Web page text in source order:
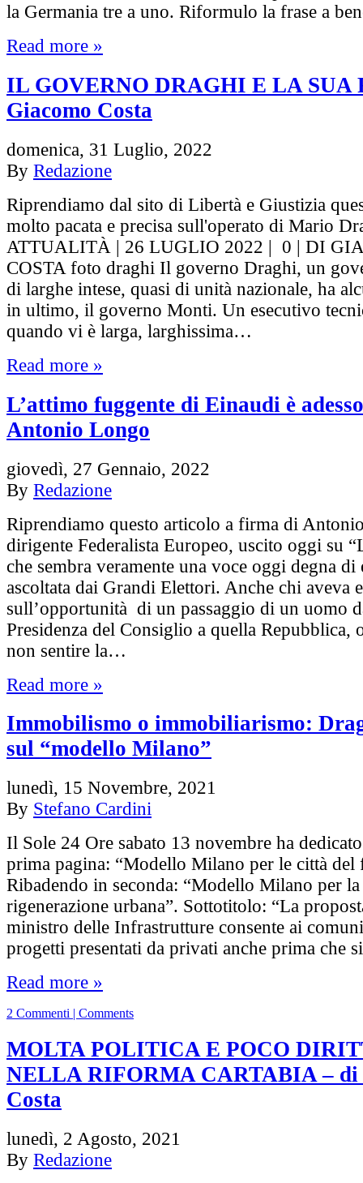
la Germania tre a uno. Riformulo la frase a
Read more »
IL GOVERNO DRAGHI E LA SUA
Giacomo Costa
domenica, 31 Luglio, 2022
By Redazione
Riprendiamo dal sito di Libertà e Giustizia
molto pacata e precisa sull'operato di Mario
ATTUALITÀ | 26 LUGLIO 2022 | 0 | DI
COSTA foto draghi Il governo Draghi, un
di larghe intese, quasi di unità nazionale, ha
in ultimo, il governo Monti. Un esecutivo
quando vi è larga, larghissima…
Read more »
L’attimo fuggente di Einaudi è
Antonio Longo
giovedì, 27 Gennaio, 2022
By Redazione
Riprendiamo questo articolo a firma di
dirigente Federalista Europeo, uscito oggi su
che sembra veramente una voce oggi degna di
ascoltata dai Grandi Elettori. Anche chi aveva
sull’opportunità di un passaggio di un uomo
Presidenza del Consiglio a quella Repubblica,
non sentire la…
Read more »
Immobilismo o immobiliarismo:
sul “modello Milano”
lunedì, 15 Novembre, 2021
By Stefano Cardini
Il Sole 24 Ore sabato 13 novembre ha
prima pagina: “Modello Milano per le città del
Ribadendo in seconda: “Modello Milano per
rigenerazione urbana”. Sottotitolo: “La
ministro delle Infrastrutture consente ai
progetti presentati da privati anche prima che
Read more »
2 Commenti | Comments
MOLTA POLITICA E POCO
NELLA RIFORMA CARTABIA – di
Costa
lunedì, 2 Agosto, 2021
By Redazione